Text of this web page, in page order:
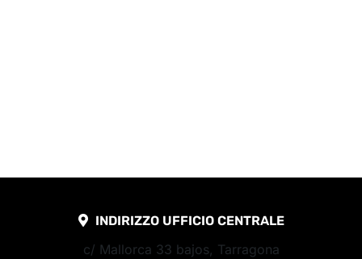
INDIRIZZO UFFICIO CENTRALE
c/ Mallorca 33 bajos, Tarragona